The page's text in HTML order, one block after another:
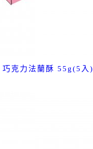
克力法蘭酥 55g(5入)